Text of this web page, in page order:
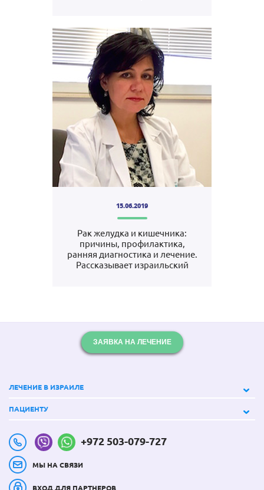
15.06.2019
Рак желудка и кишечника:
причины, профилактика,
ранняя диагностика и лечение.
Рассказывает израильский
ЗАЯВКА НА ЛЕЧЕНИЕ
ЛЕЧЕНИЕ В ИЗРАИЛЕ
ПАЦИЕНТУ
+972 503-079-727
МЫ НА СВЯЗИ
ВХОД ДЛЯ ПАРТНЕРОВ